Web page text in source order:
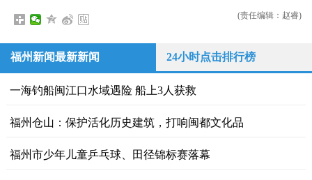
(责任编辑：赵睿)
福州新闻最新新闻 24小时点击排行榜
一海钓船闽江口水域遇险 船上3人获救
福州仓山：保护活化历史建筑，打响闽都文化品
福州市少年儿童乒乓球、田径锦标赛落幕